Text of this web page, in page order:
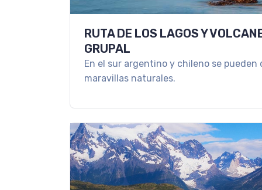
RUTA DE LOS LAGOS Y
GRUPAL
En el sur argentino y chileno se
maravillas naturales.